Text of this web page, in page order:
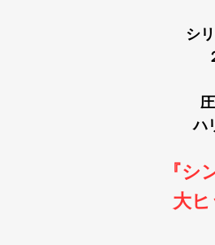
シ
ハ
『シ
大ヒ